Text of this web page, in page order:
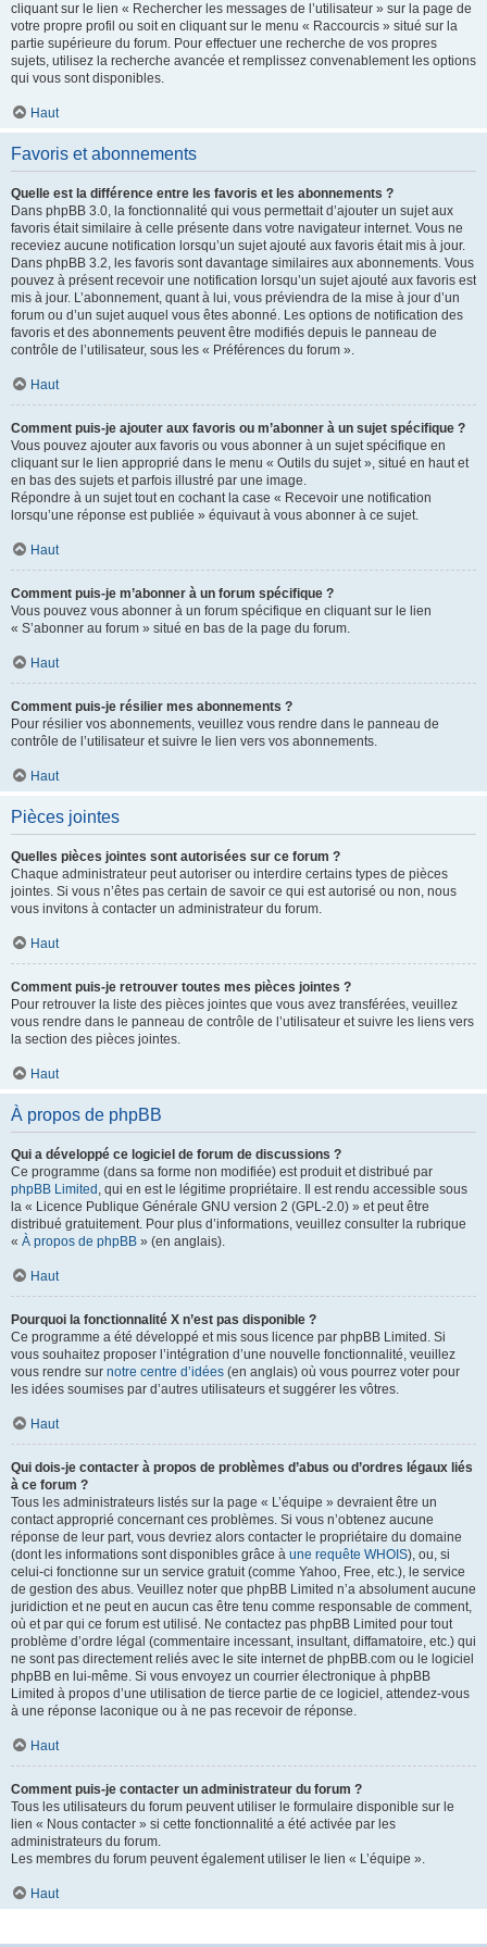
cliquant sur le lien « Rechercher les messages de l’utilisateur » sur la page de
votre propre profil ou soit en cliquant sur le menu « Raccourcis » situé sur la
partie supérieure du forum. Pour effectuer une recherche de vos propres
sujets, utilisez la recherche avancée et remplissez convenablement les options
qui vous sont disponibles.
Haut
Favoris et abonnements
Quelle est la différence entre les favoris et les abonnements ?
Dans phpBB 3.0, la fonctionnalité qui vous permettait d’ajouter un sujet aux
favoris était similaire à celle présente dans votre navigateur internet. Vous ne
receviez aucune notification lorsqu’un sujet ajouté aux favoris était mis à jour.
Dans phpBB 3.2, les favoris sont davantage similaires aux abonnements. Vous
pouvez à présent recevoir une notification lorsqu’un sujet ajouté aux favoris est
mis à jour. L’abonnement, quant à lui, vous préviendra de la mise à jour d’un
forum ou d’un sujet auquel vous êtes abonné. Les options de notification des
favoris et des abonnements peuvent être modifiés depuis le panneau de
contrôle de l’utilisateur, sous les « Préférences du forum ».
Haut
Comment puis-je ajouter aux favoris ou m’abonner à un sujet spécifique ?
Vous pouvez ajouter aux favoris ou vous abonner à un sujet spécifique en
cliquant sur le lien approprié dans le menu « Outils du sujet », situé en haut et
en bas des sujets et parfois illustré par une image.
Répondre à un sujet tout en cochant la case « Recevoir une notification
lorsqu’une réponse est publiée » équivaut à vous abonner à ce sujet.
Haut
Comment puis-je m’abonner à un forum spécifique ?
Vous pouvez vous abonner à un forum spécifique en cliquant sur le lien
« S’abonner au forum » situé en bas de la page du forum.
Haut
Comment puis-je résilier mes abonnements ?
Pour résilier vos abonnements, veuillez vous rendre dans le panneau de
contrôle de l’utilisateur et suivre le lien vers vos abonnements.
Haut
Pièces jointes
Quelles pièces jointes sont autorisées sur ce forum ?
Chaque administrateur peut autoriser ou interdire certains types de pièces
jointes. Si vous n’êtes pas certain de savoir ce qui est autorisé ou non, nous
vous invitons à contacter un administrateur du forum.
Haut
Comment puis-je retrouver toutes mes pièces jointes ?
Pour retrouver la liste des pièces jointes que vous avez transférées, veuillez
vous rendre dans le panneau de contrôle de l’utilisateur et suivre les liens vers
la section des pièces jointes.
Haut
À propos de phpBB
Qui a développé ce logiciel de forum de discussions ?
Ce programme (dans sa forme non modifiée) est produit et distribué par
phpBB Limited , qui en est le légitime propriétaire. Il est rendu accessible sous
la « Licence Publique Générale GNU version 2 (GPL-2.0) » et peut être
distribué gratuitement. Pour plus d’informations, veuillez consulter la rubrique
« À propos de phpBB » (en anglais).
Haut
Pourquoi la fonctionnalité X n’est pas disponible ?
Ce programme a été développé et mis sous licence par phpBB Limited. Si
vous souhaitez proposer l’intégration d’une nouvelle fonctionnalité, veuillez
vous rendre sur notre centre d’idées (en anglais) où vous pourrez voter pour
les idées soumises par d’autres utilisateurs et suggérer les vôtres.
Haut
Qui dois-je contacter à propos de problèmes d’abus ou d’ordres légaux liés
à ce forum ?
Tous les administrateurs listés sur la page « L’équipe » devraient être un
contact approprié concernant ces problèmes. Si vous n’obtenez aucune
réponse de leur part, vous devriez alors contacter le propriétaire du domaine
(dont les informations sont disponibles grâce à une requête WHOIS), ou, si
celui-ci fonctionne sur un service gratuit (comme Yahoo, Free, etc.), le service
de gestion des abus. Veuillez noter que phpBB Limited n’a absolument aucune
juridiction et ne peut en aucun cas être tenu comme responsable de comment,
où et par qui ce forum est utilisé. Ne contactez pas phpBB Limited pour tout
problème d’ordre légal (commentaire incessant, insultant, diffamatoire, etc.) qui
ne sont pas directement reliés avec le site internet de phpBB.com ou le logiciel
phpBB en lui-même. Si vous envoyez un courrier électronique à phpBB
Limited à propos d’une utilisation de tierce partie de ce logiciel, attendez-vous
à une réponse laconique ou à ne pas recevoir de réponse.
Haut
Comment puis-je contacter un administrateur du forum ?
Tous les utilisateurs du forum peuvent utiliser le formulaire disponible sur le
lien « Nous contacter » si cette fonctionnalité a été activée par les
administrateurs du forum.
Les membres du forum peuvent également utiliser le lien « L’équipe ».
Haut